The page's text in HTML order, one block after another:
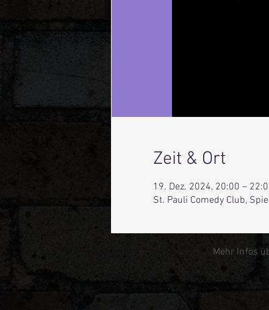
Zeit & Ort
19. Dez. 2024, 20:00 –
St. Pauli Comedy Club,
Mehr Infos